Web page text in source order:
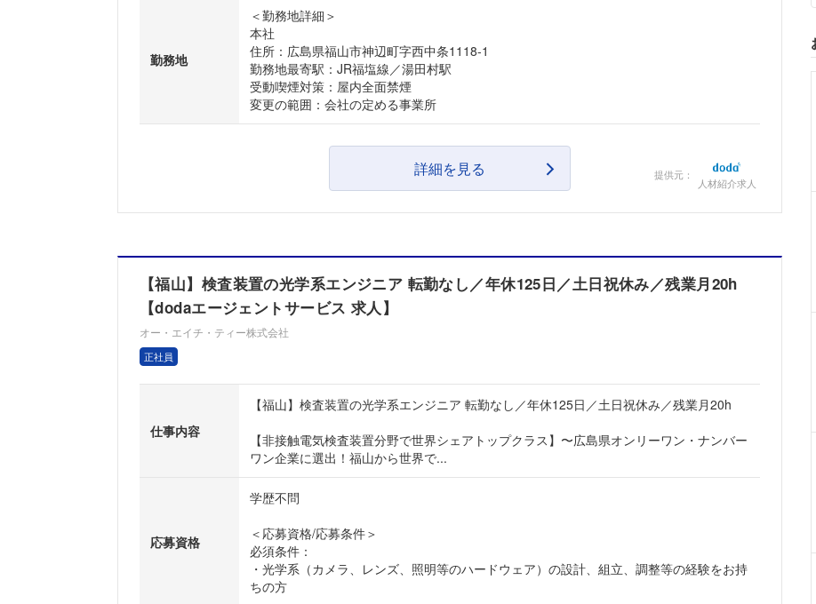
勤務地
＜勤務地詳細＞
本社
住所：広島県福山市神辺町字西中条1118-1
勤務地最寄駅：JR福塩線／湯田村駅
受動喫煙対策：屋内全面禁煙
変更の範囲：会社の定める事業所
詳細を見る 提供元：
人材紹介求人
【福山】検査装置の光学系エンジニア 転勤なし／年休125日／土日祝休み／残業月20h
【dodaエージェントサービス 求人】
オー・エイチ・ティー株式会社
正社員
仕事内容
【福山】検査装置の光学系エンジニア 転勤なし／年休125日／土日祝休み／残業月20h
【非接触電気検査装置分野で世界シェアトップクラス】〜広島県オンリーワン・ナンバー
ワン企業に選出！福山から世界で...
応募資格
学歴不問
＜応募資格/応募条件＞
必須条件：
・光学系（カメラ、レンズ、照明等のハードウェア）の設計、組立、調整等の経験をお持
ちの方